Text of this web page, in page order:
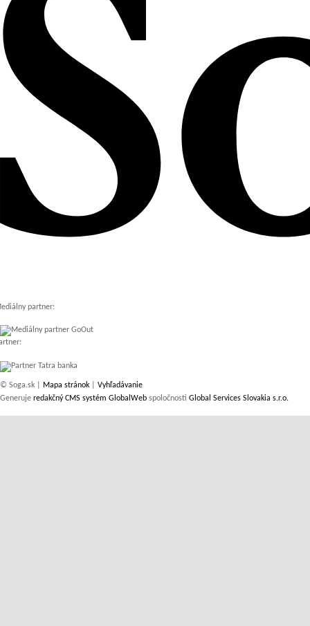
partner:
© Soga.sk | Mapa stránok
Vyhľadávanie
Generuje redakčný CMS systém GlobalWeb spoločnosti Global Services Slovakia s.r.o.